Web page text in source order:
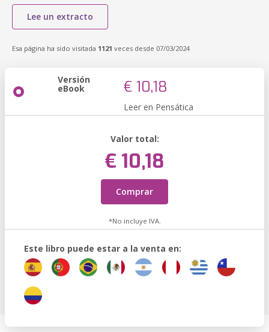
Lee un extracto
Esa página ha sido visitada 1121 veces desde 07/03/2024
Versión
eBook € 10,18
Leer en Pensática
Valor total:
€ 10,18
Comprar
*No incluye IVA.
Este libro puede estar a la venta en: